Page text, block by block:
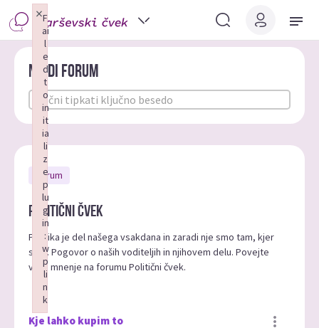
Najdi forum
Forum
Politični čvek
Politika je del našega vsakdana in zaradi nje smo tam, kjer
smo. Pogovor o naših voditeljih in njihovem delu. Povejte
vaše mnenje na forumu Politični čvek.
Kje lahko kupim to
F
ai
l
e
d
t
o
in
it
ia
li
z
e
p
lu
g
in
:
w
p
li
n
k
×
Failed to initialize plugin: wplink